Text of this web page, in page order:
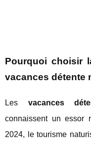
Pourquoi choisir
vacances détente
Les vacances
connaissent un essor
2024, le tourisme